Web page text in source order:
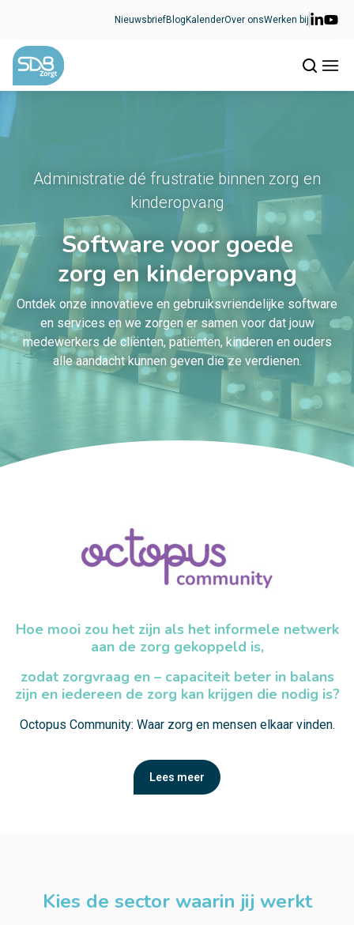
NieuwsbriefBlog KalenderOver onsWerken bij
Administratie dé frustratie binnen zorg en
kinderopvang
Software voor goede
zorg en kinderopvang
Ontdek onze innovatieve en gebruiksvriendelijke software
en services en we zorgen er samen voor dat jouw
medewerkers de cliënten, patiënten, kinderen en ouders
alle aandacht kunnen geven die ze verdienen.
Hoe mooi zou het zijn als het informele netwerk
aan de zorg gekoppeld is,
zodat zorgvraag en – capaciteit beter in balans
zijn en iedereen de zorg kan krijgen die nodig is?
Octopus Community: Waar zorg en mensen elkaar vinden.
Lees meer
Kies de sector waarin jij werkt